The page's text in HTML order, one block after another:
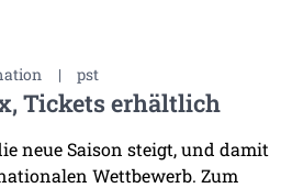
| pst
Tickets erhältlich
neue Saison steigt, und damit
Wettbewerb. Zum